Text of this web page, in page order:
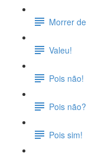
Morrer de
Valeu!
Pois não!
Pois não?
Pois sim!